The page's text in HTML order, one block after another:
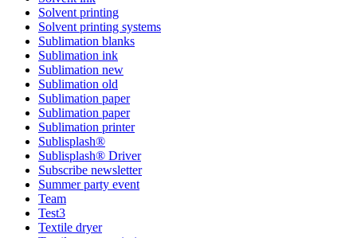
Solvent printing
Solvent printing systems
Sublimation blanks
Sublimation ink
Sublimation new
Sublimation old
Sublimation paper
Sublimation paper
Sublimation printer
Sublisplash®
Sublisplash® Driver
Subscribe newsletter
Summer party event
Team
Test3
Textile dryer